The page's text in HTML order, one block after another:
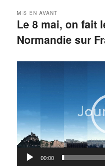
Le 8 mai, on fait
Normandie sur
MIS EN AVANT
00:00